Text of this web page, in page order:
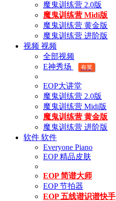
魔鬼训练营 2.0版
魔鬼训练营 Midi版
魔鬼训练营 黄金版
魔鬼训练营 进阶版
视频 视频
全部视频
E神秀场
有奖
EOP大讲堂
魔鬼训练营 2.0版
魔鬼训练营 Midi版
魔鬼训练营 黄金版
魔鬼训练营 进阶版
软件 软件
Everyone Piano
EOP 精品皮肤
EOP 简谱大师
EOP 节拍器
EOP 五线谱识谱快手